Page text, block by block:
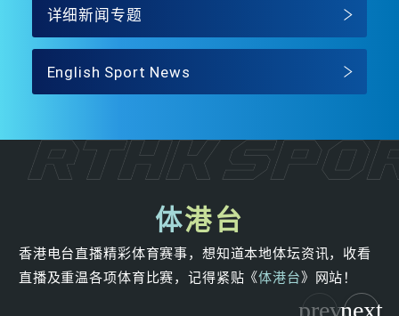
详细新闻专题
English Sport News
体港台
香港电台直播精彩体育赛事，想知道本地体坛资讯，收看
直播及重温各项体育比赛，记得紧贴《体港台》网站！